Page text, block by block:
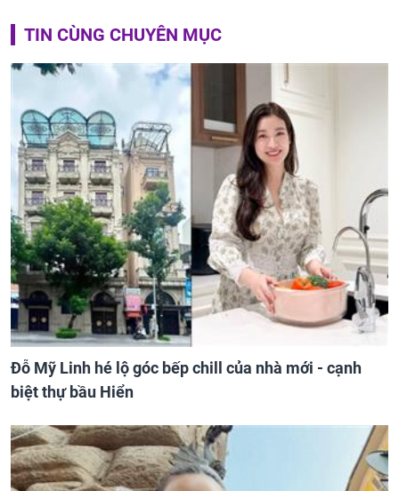
TIN CÙNG CHUYÊN MỤC
Đỗ Mỹ Linh hé lộ góc bếp chill của nhà mới - cạnh
biệt thự bầu Hiển